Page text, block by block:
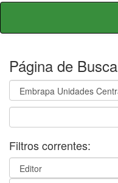
Skip
Página de Busca
Filtros correntes: